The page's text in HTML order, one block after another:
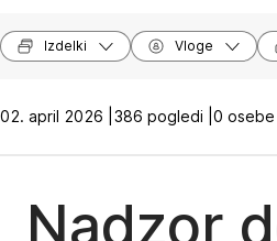
Izdelki Vloge
02. april 2026 | 386 pogledi | 0 osebe
Nadzor